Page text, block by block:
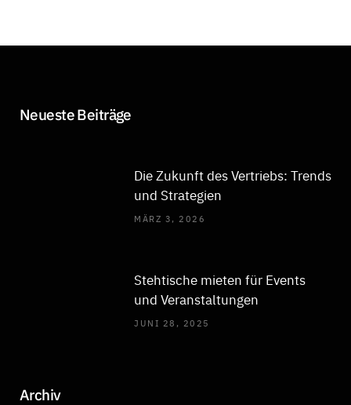
Neueste Beiträge
Die Zukunft des Vertriebs: Trends
und Strategien
MÄRZ 3, 2026
Stehtische mieten für Events
und Veranstaltungen
JUNI 28, 2025
Archiv